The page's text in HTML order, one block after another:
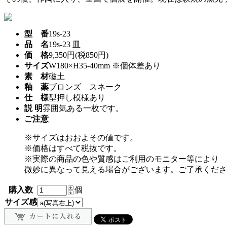
型 番19s-23
品 名19s-23 皿
価 格9,350円(税850円)
サイズW180×H35-40mm ※個体差あり
素 材磁土
釉 薬ブロンズ スネーク
仕 様型押し模様あり
説 明雰囲気ある一枚です。
ご注意
※サイズはおおよその値です。
※価格はすべて税抜です。
※実際の商品の色や質感はご利用のモニター等により
微妙に異なって見える場合がございます。ご了承くだ
購入数
個
サイズ感